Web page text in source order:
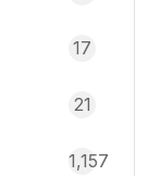
17
21
1,157